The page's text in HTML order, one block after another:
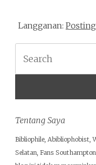
Langganan:
Tentang Saya
Bibliophile, Abibliophobist,
Selatan, Fans